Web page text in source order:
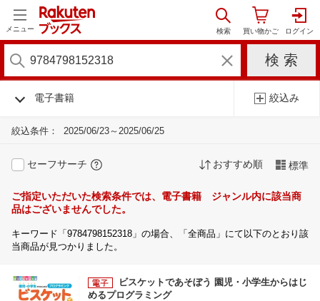
メニュー
電子書籍 絞込み
絞込条件： 2025/06/23～2025/06/25
セーフサーチ おすすめ順 標準
ご指定いただいた検索条件では、電子書籍 ジャンル内に該当商
品はございませんでした。
キーワード「9784798152318」の場合、「全商品」にて以下のとおり該
当商品が見つかりました。
ビスケットであそぼう 園児・小学生からはじ
めるプログラミング